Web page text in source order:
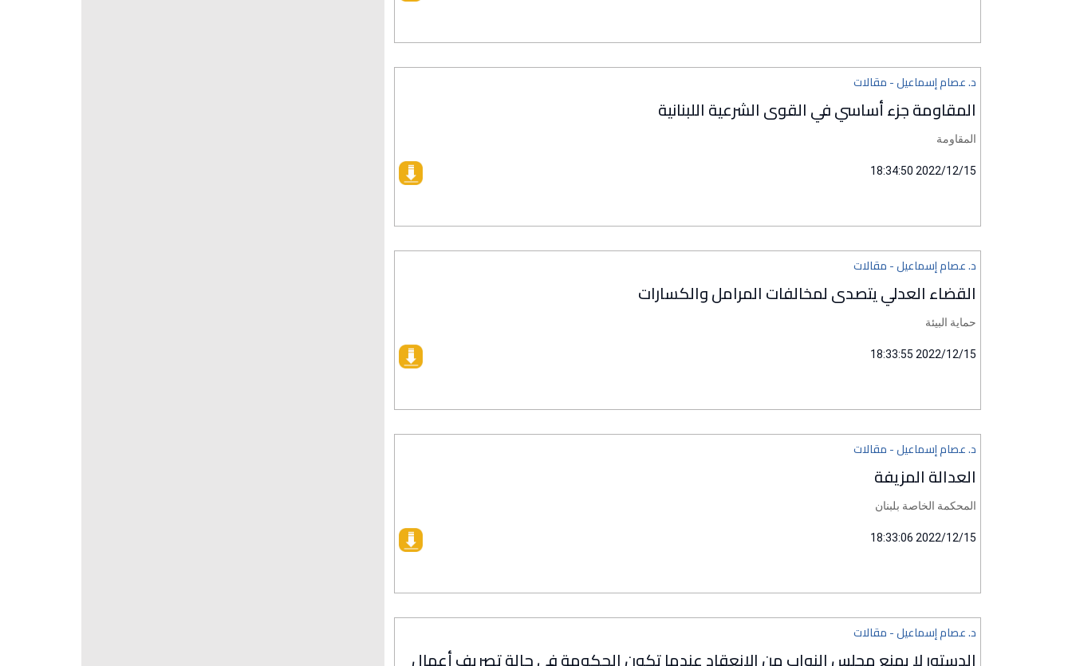
د. عصام إسماعيل - مقالات
المقاومة جزء أساسي في القوى الشرعية اللبنانية
المقاومة
2022/12/15 18:34:50
د. عصام إسماعيل - مقالات
القضاء العدلي يتصدى لمخالفات المرامل والكسارات
حماية البيئة
2022/12/15 18:33:55
د. عصام إسماعيل - مقالات
العدالة المزيفة
المحكمة الخاصة بلبنان
2022/12/15 18:33:06
د. عصام إسماعيل - مقالات
الدستور لا يمنع مجلس النواب من الانعقاد عندما تكون الحكومة في حالة تصريف أعمال